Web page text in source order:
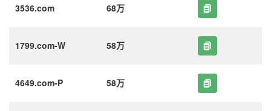
3536.com 68万
1799.com-W 58万
4649.com-P 58万